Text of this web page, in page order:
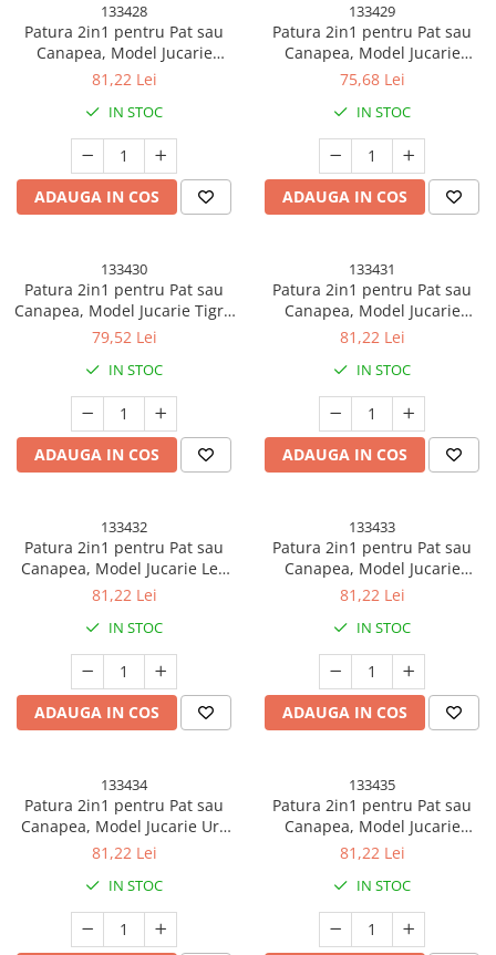
133428
Patura 2in1 pentru Pat sau
Canapea, Model Jucarie
Vacuta cu Spatiu de
1x1.7 m, Gri
81,22 Lei
IN STOC
ADAUGA IN COS
133429
Patura 2in1 pentru Pat sau
Canapea, Model Jucarie
Unicorn cu Spatiu de
1x1.7 m, Roz
75,68 Lei
IN STOC
ADAUGA IN COS
133430
Patura 2in1 pentru Pat sau
Canapea, Model Jucarie Tigru
cu Spatiu de Depozitare
Portocaliu
79,52 Lei
IN STOC
ADAUGA IN COS
133431
Patura 2in1 pentru Pat sau
Canapea, Model Jucarie
Avocado cu Spatiu de
1x1.7 m, Verde
81,22 Lei
IN STOC
ADAUGA IN COS
133432
Patura 2in1 pentru Pat sau
Canapea, Model Jucarie Leu
cu Spatiu de Depozitare
Maro
81,22 Lei
IN STOC
ADAUGA IN COS
133433
Patura 2in1 pentru Pat sau
Canapea, Model Jucarie
Dinozaur cu Spatiu de
1x1.7 m, Verde
81,22 Lei
IN STOC
ADAUGA IN COS
133434
Patura 2in1 pentru Pat sau
Canapea, Model Jucarie Urs
cu Spatiu de Depozitare
Maro
81,22 Lei
IN STOC
133435
Patura 2in1 pentru Pat sau
Canapea, Model Jucarie
Crocodil cu Spatiu de
1x1.7 m, Verde
81,22 Lei
IN STOC